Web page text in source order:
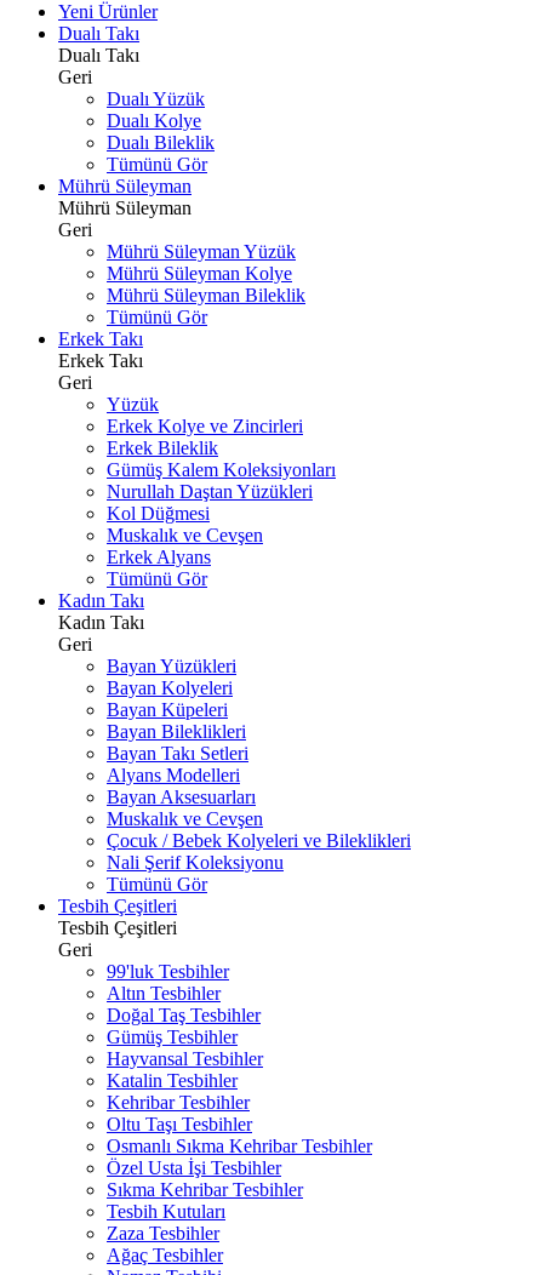
Yeni Ürünler
Dualı Takı
Dualı Takı
Geri
Dualı Yüzük
Dualı Kolye
Dualı Bileklik
Tümünü Gör
Mührü Süleyman
Mührü Süleyman
Geri
Mührü Süleyman Yüzük
Mührü Süleyman Kolye
Mührü Süleyman Bileklik
Tümünü Gör
Erkek Takı
Erkek Takı
Geri
Yüzük
Erkek Kolye ve Zincirleri
Erkek Bileklik
Gümüş Kalem Koleksiyonları
Nurullah Daştan Yüzükleri
Kol Düğmesi
Muskalık ve Cevşen
Erkek Alyans
Tümünü Gör
Kadın Takı
Kadın Takı
Geri
Bayan Yüzükleri
Bayan Kolyeleri
Bayan Küpeleri
Bayan Bileklikleri
Bayan Takı Setleri
Alyans Modelleri
Bayan Aksesuarları
Muskalık ve Cevşen
Çocuk / Bebek Kolyeleri ve Bileklikleri
Nali Şerif Koleksiyonu
Tümünü Gör
Tesbih Çeşitleri
Tesbih Çeşitleri
Geri
99'luk Tesbihler
Altın Tesbihler
Doğal Taş Tesbihler
Gümüş Tesbihler
Hayvansal Tesbihler
Katalin Tesbihler
Kehribar Tesbihler
Oltu Taşı Tesbihler
Osmanlı Sıkma Kehribar Tesbihler
Özel Usta İşi Tesbihler
Sıkma Kehribar Tesbihler
Tesbih Kutuları
Zaza Tesbihler
Ağaç Tesbihler